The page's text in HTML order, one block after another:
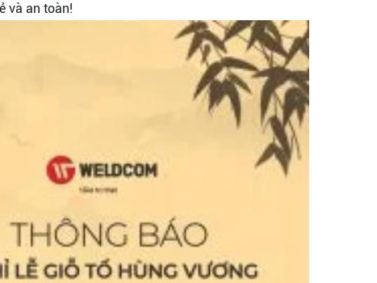
và an toàn!